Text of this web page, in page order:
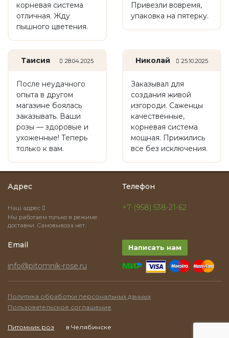
корневая система
отличная. Жду
пышного цветения.
Привезли вовремя,
упаковка на пятерку.
Таисия 28.04.2025
После неудачного
опыта в другом
магазине боялась
заказывать. Ваши
розы — здоровые и
ухоженные! Теперь
только к вам.
Николай 25.10.2025
Заказывал для
создания живой
изгороди. Саженцы
качественные,
корневая система
мощная. Прижились
все без исключения.
Адрес
Наш адрес
Мы работаем только в режиме
доставки. Самовывоза нет.
Телефон
+7 (958) 538-21-62
Email
info@pitomnik-rose.ru
Написать нам
Политика обработки персональных данных ·
Пользовательское соглашение
Питомник роз
в Челябинске